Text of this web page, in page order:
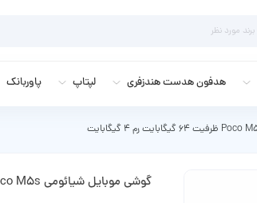
هدفون هدست هندزفری لپتاپ پاوربانک
گوشی موبایل شیائومی Poco M5s ظرفیت 64 گیگابایت رم 4 گیگابایت